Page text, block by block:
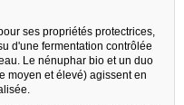
ses propriétés protectrices,
d'une fermentation contrôlée
Le nénuphar bio et un duo
moyen et élevé) agissent en